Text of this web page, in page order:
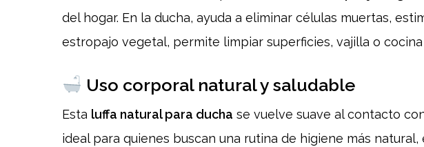
del hogar. En la ducha, ayuda a eliminar células muertas,
estropajo vegetal, permite limpiar superficies, vajilla o
Uso corporal natural y saludable
Esta luffa natural para ducha se vuelve suave al contacto
ideal para quienes buscan una rutina de higiene más